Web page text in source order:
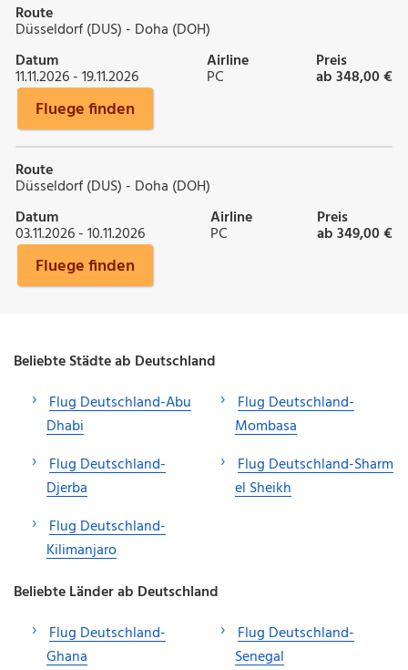
Route
Düsseldorf (DUS) - Doha (DOH)
Datum
11.11.2026 - 19.11.2026
Airline
PC
Preis
ab 348,00 €
Fluege finden
Route
Düsseldorf (DUS) - Doha (DOH)
Datum
03.11.2026 - 10.11.2026
Airline
PC
Preis
ab 349,00 €
Fluege finden
Beliebte Städte ab Deutschland
Flug Deutschland-Abu
Dhabi
Flug Deutschland-
Djerba
Flug Deutschland-
Kilimanjaro
Flug Deutschland-
Mombasa
Flug Deutschland-Sharm
el Sheikh
Beliebte Länder ab Deutschland
Flug Deutschland-
Ghana
Flug Deutschland-
Senegal